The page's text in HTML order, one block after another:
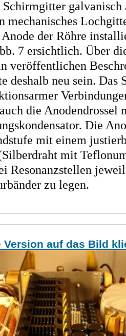
Schirmgitter galvanisch
mechanisches
der Röhre
7 ersichtlich. Über
veröffentlichen
deshalb neu sein. Das
die Anoden­drossel
Die
mit einem
mit
Resonanzstellen
zu legen.
Version auf das Bild